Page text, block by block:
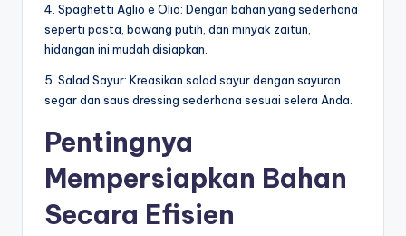
4. Spaghetti Aglio e Olio: Dengan bahan yang sederhana
seperti pasta, bawang putih, dan minyak zaitun,
hidangan ini mudah disiapkan.
5. Salad Sayur: Kreasikan salad sayur dengan sayuran
segar dan saus dressing sederhana sesuai selera Anda.
Pentingnya
Mempersiapkan Bahan
Secara Efisien